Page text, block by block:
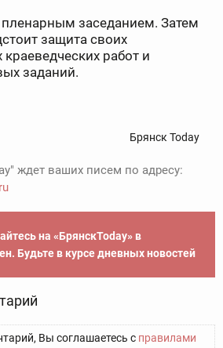
пленарным заседанием. Затем
защита своих
краеведческих работ и
заданий.
Брянск Today
ждет ваших писем по адресу:
на «БрянскToday» в
Будьте в курсе дневных новостей
Вы соглашаетесь с правилами